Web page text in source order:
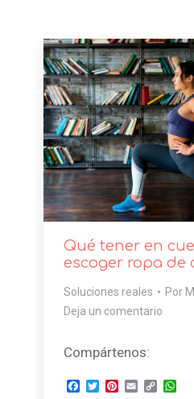
Qué tener en
escoger ropa de
Soluciones reales Por
Deja un comentario
Compártenos:
Facebook
TwitterPinterest
EmailCopy